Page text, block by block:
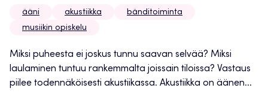
ääni akustiikka
bänditoiminta
musiikin opiskelu
Miksi puheesta ei joskus tunnu saavan selvää? Miksi
laulaminen tuntuu rankemmalta joissain tiloissa? Vastaus
piilee todennäköisesti akustiikassa. Akustiikka on äänen...